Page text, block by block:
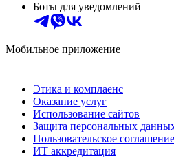
Боты для уведомлений
Мобильное приложение
Этика и комплаенс
Оказание услуг
Использование сайтов
Защита персональных
Пользовательское соглашение
ИТ аккредитация